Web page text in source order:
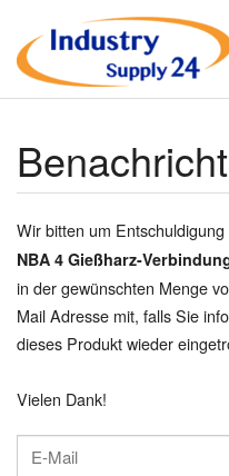
Wir bitten um
NBA 4 Gießharz-
in der gewünschten Menge
Mail Adresse mit, falls Sie
dieses Produkt wieder
Vielen Dank!